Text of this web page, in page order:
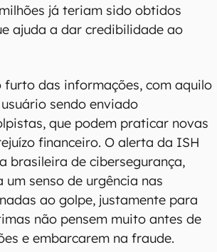
já teriam sido obtidos
ajuda a dar credibilidade ao
furto das informações, com aquilo
sendo enviado
que podem praticar novas
financeiro. O alerta da ISH
brasileira de cibersegurança,
senso de urgência nas
ao golpe, justamente para
não pensem muito antes de
e embarcarem na fraude.